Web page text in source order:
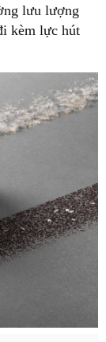
lưu lượng
kèm lực hút